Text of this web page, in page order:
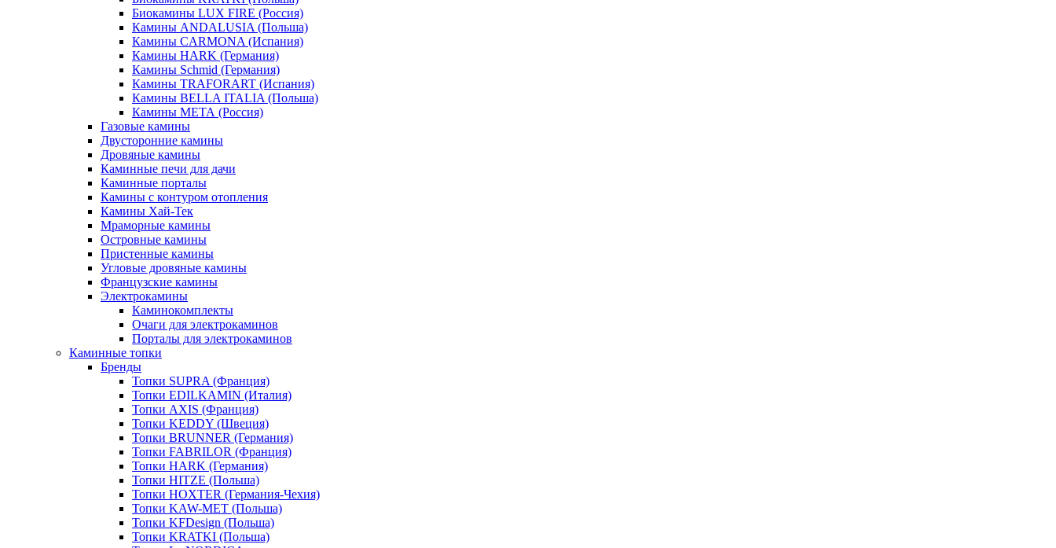
Биокамины LUX FIRE (Россия)
Камины ANDALUSIA (Польша)
Камины CARMONA (Испания)
Камины HARK (Германия)
Камины Schmid (Германия)
Камины TRAFORART (Испания)
Камины BELLA ITALIA (Польша)
Камины МЕТА (Россия)
Газовые камины
Двусторонние камины
Дровяные камины
Каминные печи для дачи
Каминные порталы
Камины с контуром отопления
Камины Хай-Тек
Мраморные камины
Островные камины
Пристенные камины
Угловые дровяные камины
Французские камины
Электрокамины
Каминокомплекты
Очаги для электрокаминов
Порталы для электрокаминов
Каминные топки
Бренды
Топки SUPRA (Франция)
Топки EDILKAMIN (Италия)
Топки AXIS (Франция)
Топки KEDDY (Швеция)
Топки BRUNNER (Германия)
Топки FABRILOR (Франция)
Топки HARK (Германия)
Топки HITZE (Польша)
Топки HOXTER (Германия-Чехия)
Топки KAW-MET (Польша)
Топки KFDesign (Польша)
Топки KRATKI (Польша)